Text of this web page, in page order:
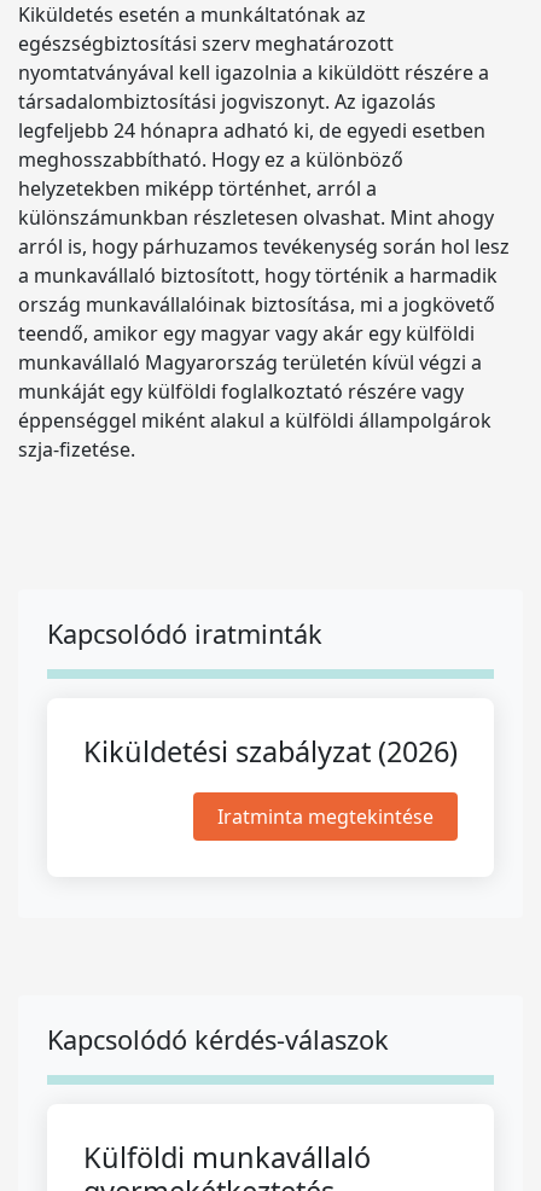
Kiküldetés esetén a munkáltatónak az
egészségbiztosítási szerv meghatározott
nyomtatványával kell igazolnia a kiküldött részére a
társadalombiztosítási jogviszonyt. Az igazolás
legfeljebb 24 hónapra adható ki, de egyedi esetben
meghosszabbítható. Hogy ez a különböző
helyzetekben miképp történhet, arról a
különszámunkban részletesen olvashat. Mint ahogy
arról is, hogy párhuzamos tevékenység során hol lesz
a munkavállaló biztosított, hogy történik a harmadik
ország munkavállalóinak biztosítása, mi a jogkövető
teendő, amikor egy magyar vagy akár egy külföldi
munkavállaló Magyarország területén kívül végzi a
munkáját egy külföldi foglalkoztató részére vagy
éppenséggel miként alakul a külföldi állampolgárok
szja-fizetése.
Kapcsolódó iratminták
Kiküldetési szabályzat (2026)
Iratminta megtekintése
Kapcsolódó kérdés-válaszok
Külföldi munkavállaló